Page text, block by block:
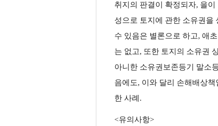
취지의 판결이 확정되자, 을
성으로 토지에 관한 소유권을
수 있음은 별론으로 하고, 애
는 없고, 또한 토지의 소유권
아니한 소유권보존등기 말소
음에도, 이와 달리 손해배상
한 사례.
<유의사항>